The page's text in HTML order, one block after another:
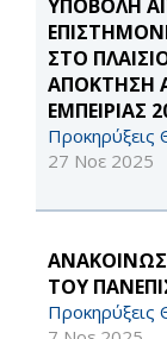
ΥΠΟΒΟΛΗ
ΣΤΟ
ΑΠΟΚΤΗΣΗ
ΕΜΠΕΙΡΙΑΣ
Προκηρύξεις
27 Νοε 2025
ΤΟΥ
Προκηρύξεις